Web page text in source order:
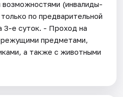
возможностями (инвалиды-
по предварительной
3-е суток. - Проход на
предметами,
а также с животными